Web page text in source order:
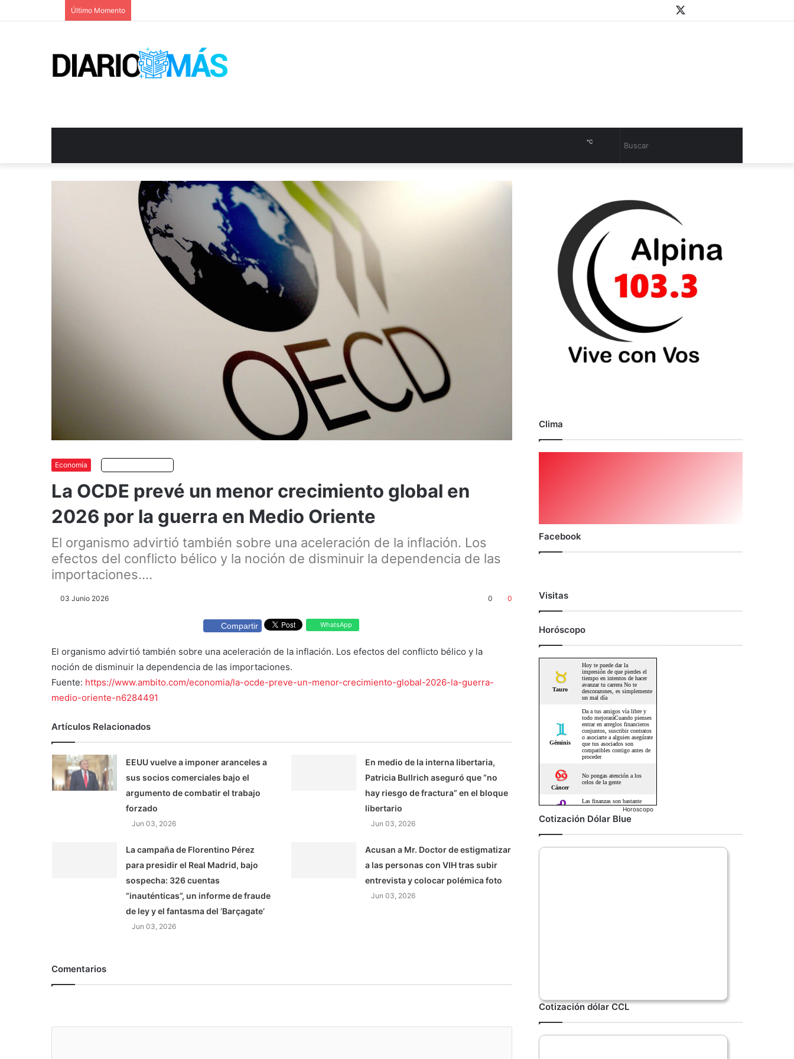
Último Momento Instagram
Youtube
WhatsApp
Cambiar
℃
Economía
La OCDE prevé un menor crecimiento global en
2026 por la guerra en Medio Oriente
El organismo advirtió también sobre una aceleración de la inflación. Los
efectos del conflicto bélico y la noción de disminuir la dependencia de las
importaciones....
03 Junio 2026 0 0
Compartir WhatsApp
El organismo advirtió también sobre una aceleración de la inflación. Los efectos del conflicto bélico y la
noción de disminuir la dependencia de las importaciones.
Fuente: https://www.ambito.com/economia/la-ocde-preve-un-menor-crecimiento-global-2026-la-guerra-
medio-oriente-n6284491
Artículos Relacionados
EEUU vuelve a imponer aranceles a
sus socios comerciales bajo el
argumento de combatir el trabajo
forzado
Jun 03, 2026
En medio de la interna libertaria,
Patricia Bullrich aseguró que “no
hay riesgo de fractura” en el bloque
libertario
Jun 03, 2026
La campaña de Florentino Pérez
para presidir el Real Madrid, bajo
sospecha: 326 cuentas
“inauténticas”, un informe de fraude
de ley y el fantasma del ‘Barçagate’
Jun 03, 2026
Acusan a Mr. Doctor de estigmatizar
a las personas con VIH tras subir
entrevista y colocar polémica foto
Jun 03, 2026
Comentarios
Clima
Facebook
Visitas
Horóscopo
Horoscopo
Cotización Dólar Blue
Cotización dólar CCL